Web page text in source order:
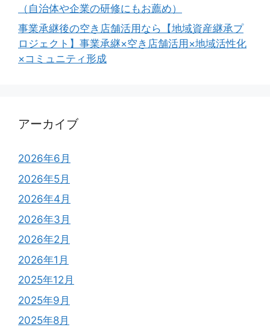
（自治体や企業の研修にもお薦め）
事業承継後の空き店舗活用なら【地域資産継承プ
ロジェクト】事業承継×空き店舗活用×地域活性化
×コミュニティ形成
アーカイブ
2026年6月
2026年5月
2026年4月
2026年3月
2026年2月
2026年1月
2025年12月
2025年9月
2025年8月